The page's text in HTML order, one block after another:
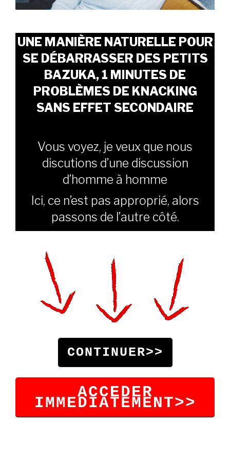
UNE MANIÈRE NATURELLE POUR
SE DÉBARRASSER DES PETITS
BAZUKA, 1 MINUTES DE
PROBLÈMES DE KNACKING
SANS EFFET SECONDAIRE
Vous voyez, je veux que nous
discutions d’une discussion
d’homme à homme
Ici, ce n’est pas approprié, alors
passons de l’autre côté.
CONTINUER>>
ACCEDER
IMMEDIATEMENT>>